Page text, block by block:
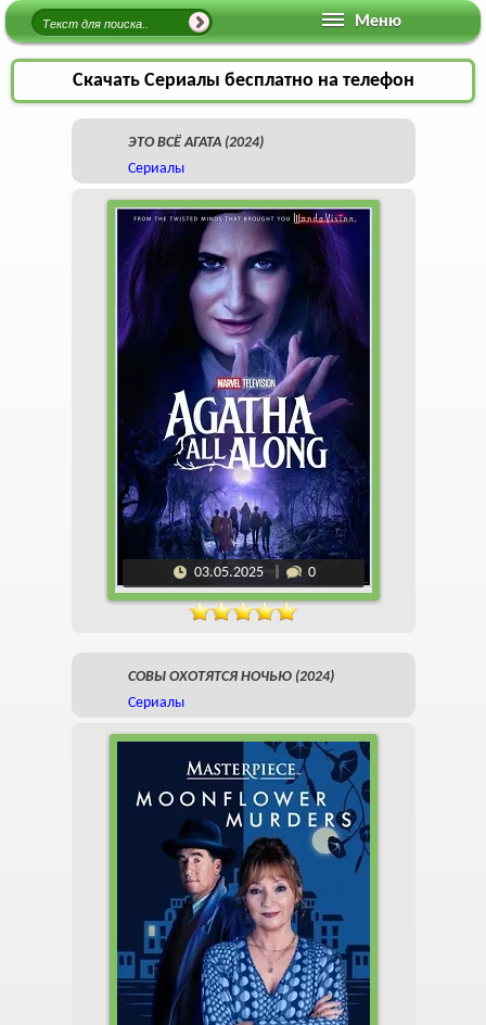
Меню
Скачать Сериалы бесплатно на телефон
ЭТО ВСЁ АГАТА (2024)
Сериалы
03.05.2025 0
СОВЫ ОХОТЯТСЯ НОЧЬЮ (2024)
Сериалы